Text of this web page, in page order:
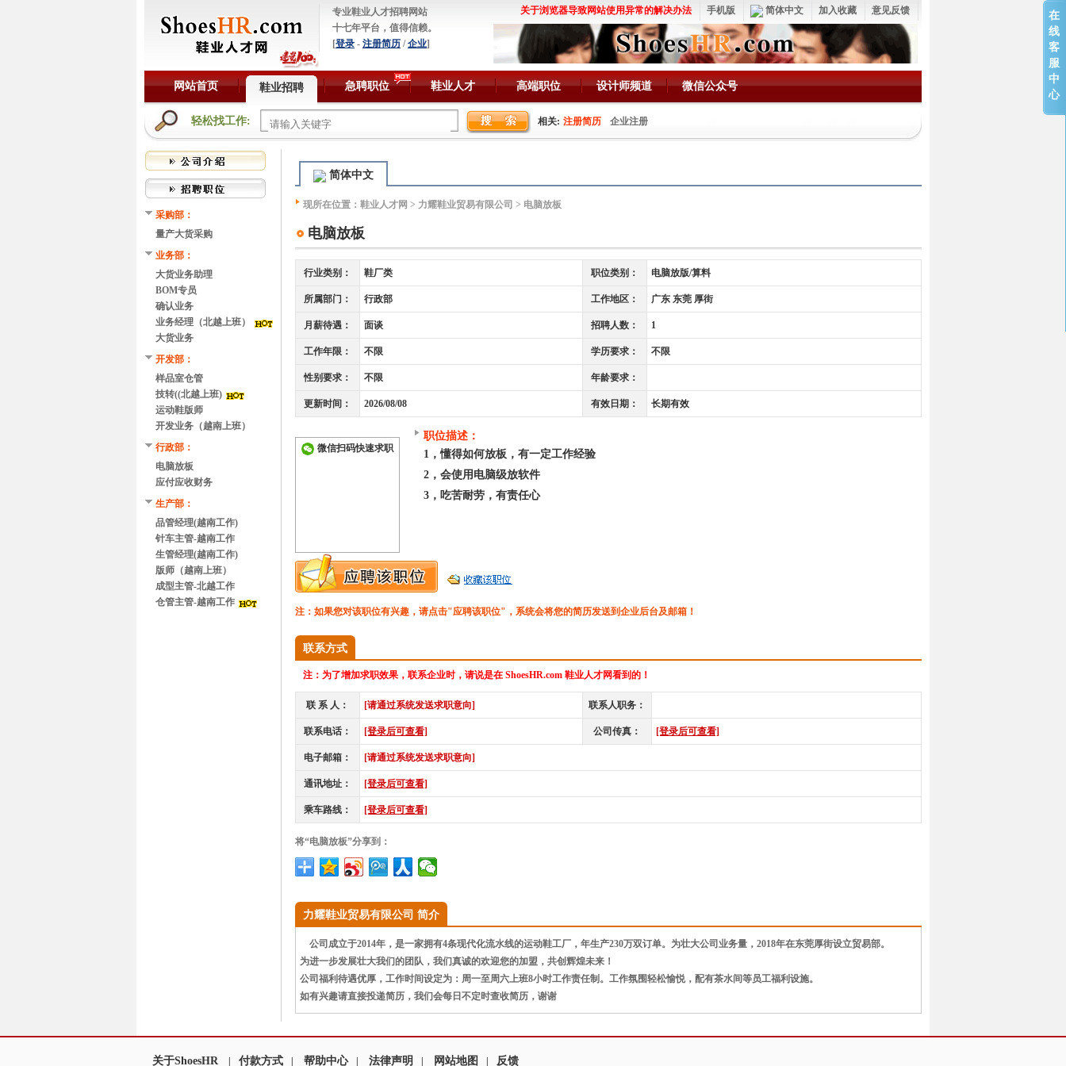
专业鞋业人才招聘网站
十七年平台，值得信赖。
[登录 - 注册简历 /企业]
意见反馈
加入收藏
简体中文
手机版
关于浏览器导致网站使用异常的解决办法
网站首页 鞋业招聘 急聘职位 鞋业人才 高端职位 设计师频道 微信公众号
轻松找工作: 相关: 注册简历 企业注册
简体中文
现所在位置： 鞋业人才网 > 力耀鞋业贸易有限公司 > 电脑放板
电脑放板
行业类别： 鞋厂类 职位类别： 电脑放版/算料
所属部门： 行政部 工作地区： 广东 东莞 厚街
月薪待遇： 面谈 招聘人数： 1
工作年限： 不限 学历要求： 不限
性别要求： 不限 年龄要求：
更新时间： 2026/08/08 有效日期： 长期有效
微信扫码快速求职
职位描述：
1，懂得如何放板，有一定工作经验
2，会使用电脑级放软件
3，吃苦耐劳，有责任心
注：如果您对该职位有兴趣，请点击"应聘该职位"，系统会将您的简历发送到企业后台及邮箱！
联系方式
注： 为了增加求职效果，联系企业时，请说是在 ShoesHR.com 鞋业人才网看到的！
联 系 人： [请通过系统发送求职意向] 联系人职务：
联系电话： [登录后可查看] 公司传真： [登录后可查看]
电子邮箱： [请通过系统发送求职意向]
通讯地址： [登录后可查看]
乘车路线： [登录后可查看]
将“电脑放板”分享到：
力耀鞋业贸易有限公司 简介
公司成立于2014年，是一家拥有4条现代化流水线的运动鞋工厂，年生产230万双订单。为壮大公司业务量，2018年在东莞厚街设立贸易部。
为进一步发展壮大我们的团队，我们真诚的欢迎您的加盟，共创辉煌未来！
公司福利待遇优厚，工作时间设定为：周一至周六上班8小时工作责任制。工作氛围轻松愉悦，配有茶水间等员工福利设施。
如有兴趣请直接投递简历，我们会每日不定时查收简历，谢谢
采购部：
量产大货采购
业务部：
大货业务助理
BOM专员
确认业务
业务经理（北越上班）
大货业务
开发部：
样品室仓管
技转((北越上班)
运动鞋版师
开发业务（越南上班）
行政部：
电脑放板
应付应收财务
生产部：
品管经理(越南工作)
针车主管-越南工作
生管经理(越南工作)
版师（越南上班）
成型主管-北越工作
仓管主管-越南工作
在
线
客
服
中
心
关于ShoesHR 付款方式 帮助中心 法律声明 网站地图 反馈